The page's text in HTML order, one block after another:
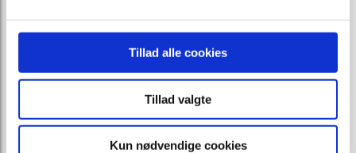
Tillad alle cookies
Tillad valgte
Kun nødvendige cookies